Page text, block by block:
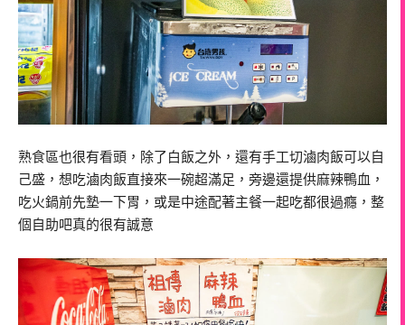
熟食區也很有看頭，除了白飯之外，還有手工切滷肉飯可以自
己盛，想吃滷肉飯直接來一碗超滿足，旁邊還提供麻辣鴨血，
吃火鍋前先墊一下胃，或是中途配著主餐一起吃都很過癮，整
個自助吧真的很有誠意